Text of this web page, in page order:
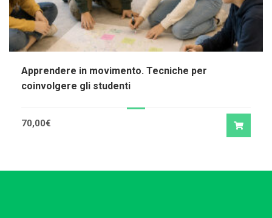
Apprendere in movimento. Tecniche per
coinvolgere gli studenti
70,00€